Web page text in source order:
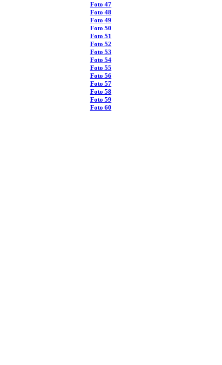
Foto 47
Foto 48
Foto 49
Foto 50
Foto 51
Foto 52
Foto 53
Foto 54
Foto 55
Foto 56
Foto 57
Foto 58
Foto 59
Foto 60